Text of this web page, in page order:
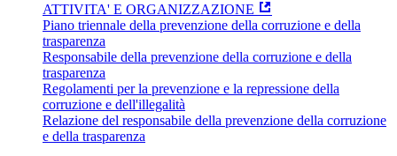
ATTIVITA' E ORGANIZZAZIONE
Piano triennale della prevenzione della corruzione e della
trasparenza
Responsabile della prevenzione della corruzione e della
trasparenza
Regolamenti per la prevenzione e la repressione della
corruzione e dell'illegalità
Relazione del responsabile della prevenzione della corruzione
e della trasparenza